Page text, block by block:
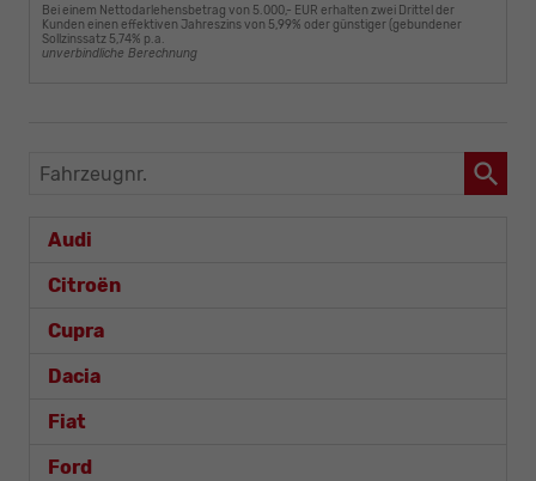
Bei einem Nettodarlehensbetrag von 5.000,- EUR erhalten zwei Drittel der
Kunden einen effektiven Jahreszins von 5,99% oder günstiger (gebundener
Sollzinssatz 5,74% p.a.
unverbindliche Berechnung
Fahrzeugnr.
Audi
Citroën
Cupra
Dacia
Fiat
Ford